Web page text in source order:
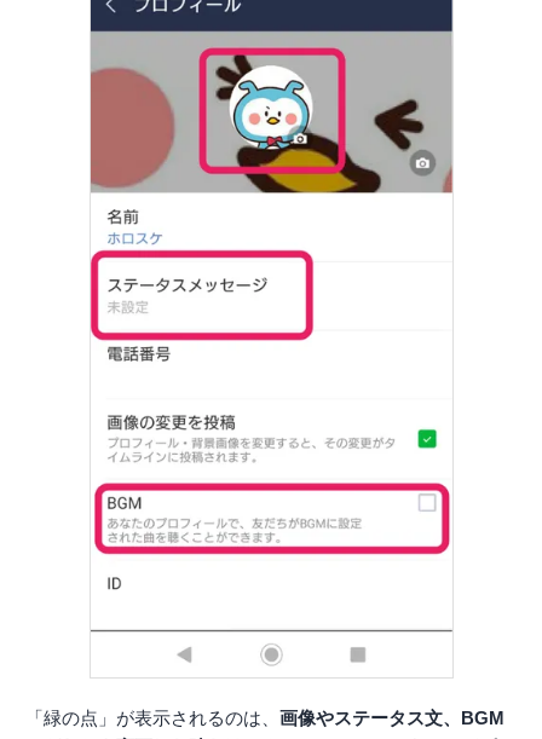
「緑の点」が表示されるのは、 画像やステータス文、BGM